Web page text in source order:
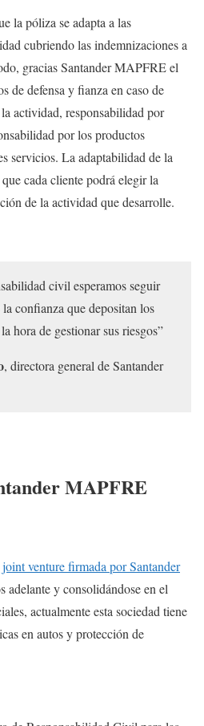
la póliza se adapta a las
cubriendo las indemnizaciones a
gracias Santander MAPFRE el
de defensa y fianza en caso de
actividad, responsabilidad por
por los productos
servicios. La adaptabilidad de la
cada cliente podrá elegir la
de la actividad que desarrolle.
civil esperamos seguir
confianza que depositan los
hora de gestionar sus riesgos”
, directora general de Santander
MAPFRE
venture firmada por Santander
adelante y consolidándose en el
actualmente esta sociedad tiene
en autos y protección de